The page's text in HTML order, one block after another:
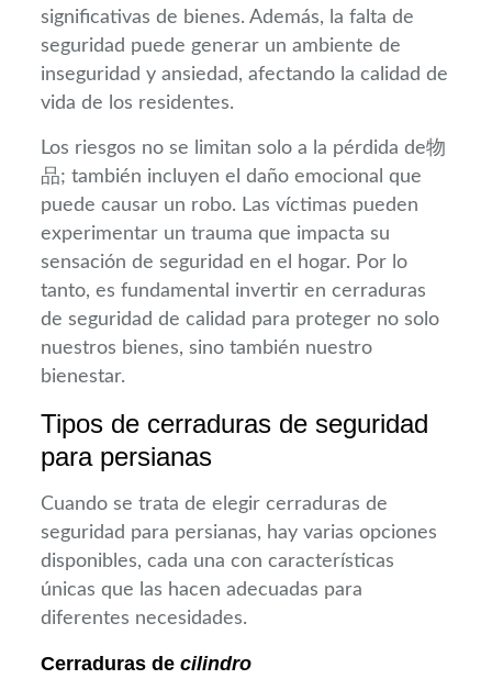
significativas de bienes. Además, la falta de
seguridad puede generar un ambiente de
inseguridad y ansiedad, afectando la calidad de
vida de los residentes.
Los riesgos no se limitan solo a la pérdida de物
品; también incluyen el daño emocional que
puede causar un robo. Las víctimas pueden
experimentar un trauma que impacta su
sensación de seguridad en el hogar. Por lo
tanto, es fundamental invertir en cerraduras
de seguridad de calidad para proteger no solo
nuestros bienes, sino también nuestro
bienestar.
Tipos de cerraduras de seguridad
para persianas
Cuando se trata de elegir cerraduras de
seguridad para persianas, hay varias opciones
disponibles, cada una con características
únicas que las hacen adecuadas para
diferentes necesidades.
Cerraduras decilindro